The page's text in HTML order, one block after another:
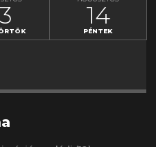
14
PÉNTEK